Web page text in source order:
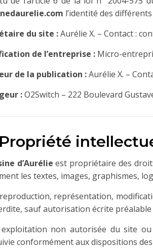
l’identité des
du site :Aurélie X. – Contact :
de l’entreprise : Micro-
de la publication :Aurélie X. –
:O2Switch – 222 Boulevard
d’Aurélie est propriétaire des
les textes, images, graphismes,
représentation,
sauf autorisation écrite préalable
non autorisée du site ou
conformément aux dispositions